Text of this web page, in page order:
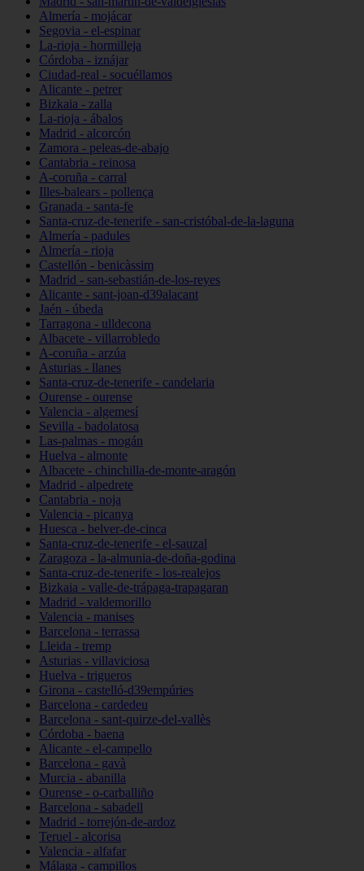
Almería - mojácar
Segovia - el-espinar
La-rioja - hormilleja
Córdoba - iznájar
Ciudad-real - socuéllamos
Alicante - petrer
Bizkaia - zalla
La-rioja - ábalos
Madrid - alcorcón
Zamora - peleas-de-abajo
Cantabria - reinosa
A-coruña - carral
Illes-balears - pollença
Granada - santa-fe
Santa-cruz-de-tenerife - san-cristóbal-de-la-laguna
Almería - padules
Almería - rioja
Castellón - benicàssim
Madrid - san-sebastián-de-los-reyes
Alicante - sant-joan-d39alacant
Jaén - úbeda
Tarragona - ulldecona
Albacete - villarrobledo
A-coruña - arzúa
Asturias - llanes
Santa-cruz-de-tenerife - candelaria
Ourense - ourense
Valencia - algemesí
Sevilla - badolatosa
Las-palmas - mogán
Huelva - almonte
Albacete - chinchilla-de-monte-aragón
Madrid - alpedrete
Cantabria - noja
Valencia - picanya
Huesca - belver-de-cinca
Santa-cruz-de-tenerife - el-sauzal
Zaragoza - la-almunia-de-doña-godina
Santa-cruz-de-tenerife - los-realejos
Bizkaia - valle-de-trápaga-trapagaran
Madrid - valdemorillo
Valencia - manises
Barcelona - terrassa
Lleida - tremp
Asturias - villaviciosa
Huelva - trigueros
Girona - castelló-d39empúries
Barcelona - cardedeu
Barcelona - sant-quirze-del-vallès
Córdoba - baena
Alicante - el-campello
Barcelona - gavà
Murcia - abanilla
Ourense - o-carballiño
Barcelona - sabadell
Madrid - torrejón-de-ardoz
Teruel - alcorisa
Valencia - alfafar
Málaga - campillos